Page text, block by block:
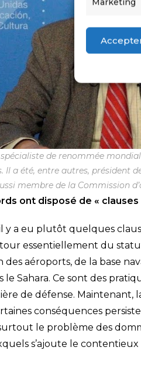
de renommée
Il a été, entre autres, président
membre de la Commission
ont disposé de «
y a eu plutôt quelques
essentiellement du
des aéroports, de la base
le Sahara. Ce sont des
de défense. Maintenant,
conséquences
le problème des
s’ajoute le